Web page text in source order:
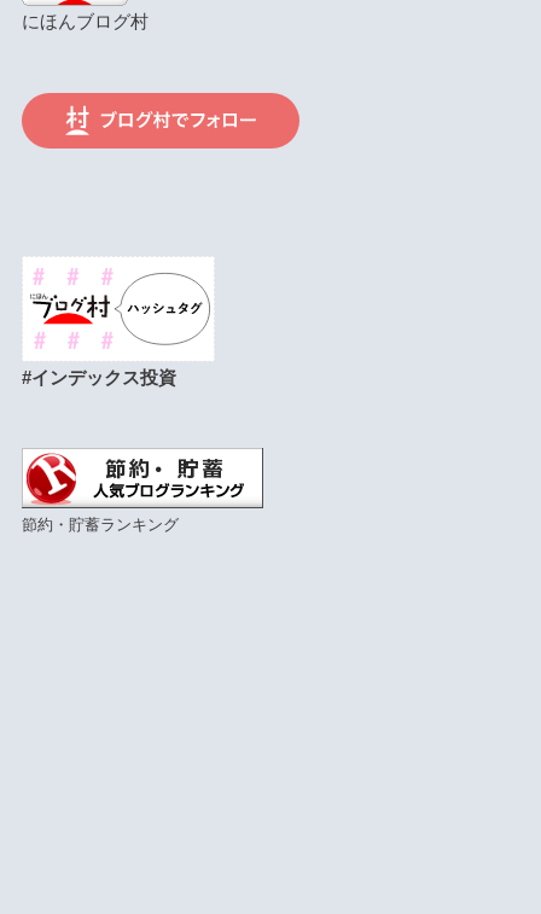
にほんブログ村
#インデックス投資
節約・貯蓄ランキング